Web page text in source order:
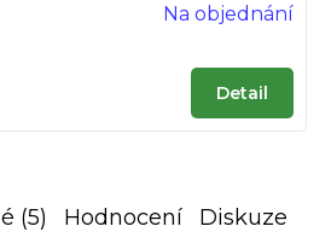
Na objednání
Detail
(5) Hodnocení Diskuze